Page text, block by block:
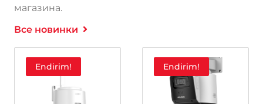
магазина.
Все новинки
Endirim! Endirim!